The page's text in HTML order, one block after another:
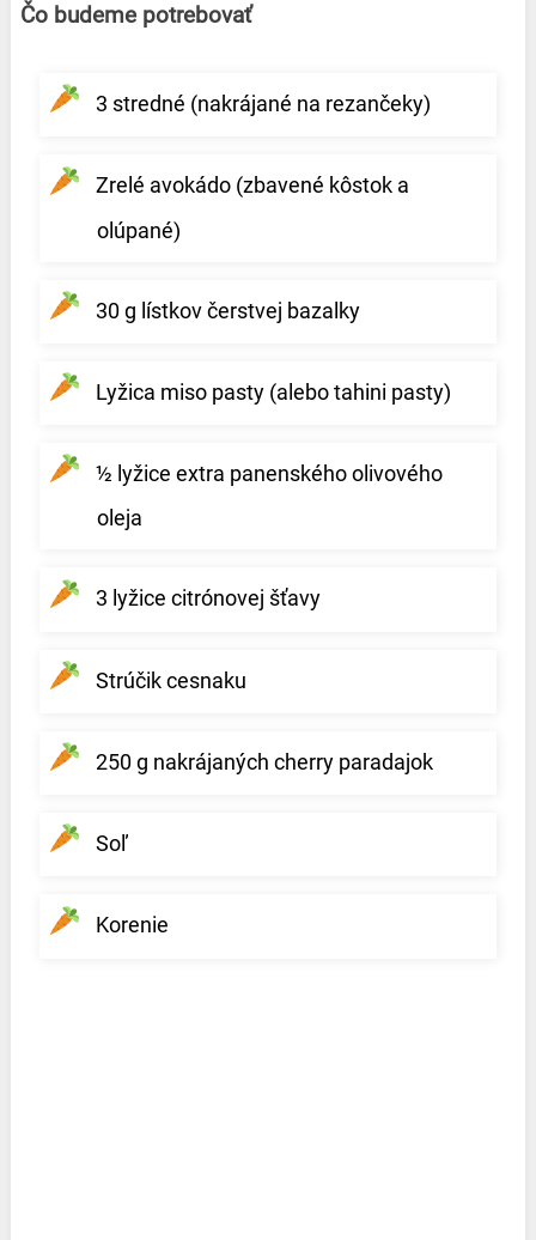
Čo budeme potrebovať
3 stredné (nakrájané na rezančeky)
Zrelé avokádo (zbavené kôstok a
olúpané)
30 g lístkov čerstvej bazalky
Lyžica miso pasty (alebo tahini pasty)
½ lyžice extra panenského olivového
oleja
3 lyžice citrónovej šťavy
Strúčik cesnaku
250 g nakrájaných cherry paradajok
Soľ
Korenie